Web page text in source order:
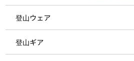
登山ウェア
登山ギア